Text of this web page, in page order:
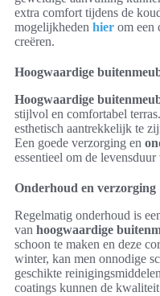
extra comfort tijdens de
mogelijkheden hier om een
creëren.
Hoogwaardige
Hoogwaardige
stijlvol en comfortabel
esthetisch aantrekkelijk te
Een goede verzorging en
essentieel om de
Onderhoud en verzorging
Regelmatig onderhoud is
van hoogwaardige
schoon te maken en deze
winter, kan men onnodige
geschikte
coatings kunnen de